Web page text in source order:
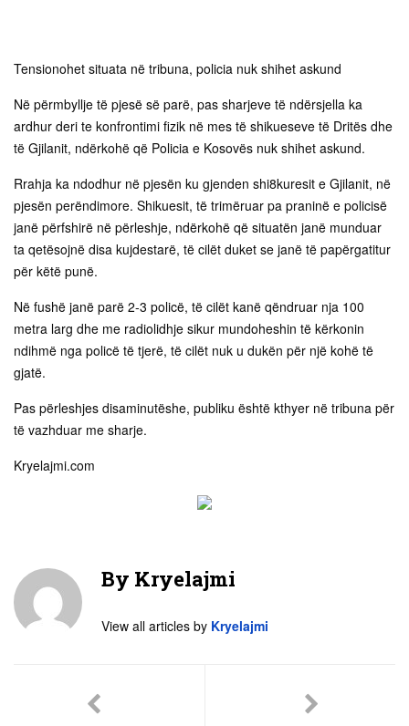
Tensionohet situata në tribuna, policia nuk shihet askund
Në përmbyllje të pjesë së parë, pas sharjeve të ndërsjella ka
ardhur deri te konfrontimi fizik në mes të shikueseve të Dritës dhe
të Gjilanit, ndërkohë që Policia e Kosovës nuk shihet askund.
Rrahja ka ndodhur në pjesën ku gjenden shi8kuresit e Gjilanit, në
pjesën perëndimore. Shikuesit, të trimëruar pa praninë e policisë
janë përfshirë në përleshje, ndërkohë që situatën janë munduar
ta qetësojnë disa kujdestarë, të cilët duket se janë të papërgatitur
për këtë punë.
Në fushë janë parë 2-3 policë, të cilët kanë qëndruar nja 100
metra larg dhe me radiolidhje sikur mundoheshin të kërkonin
ndihmë nga policë të tjerë, të cilët nuk u dukën për një kohë të
gjatë.
Pas përleshjes disaminutëshe, publiku është kthyer në tribuna për
të vazhduar me sharje.
Kryelajmi.com
By Kryelajmi
View all articles by Kryelajmi